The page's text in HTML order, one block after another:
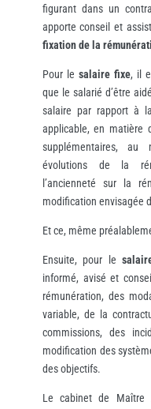
figurant dans un
apporte conseil et
fixation de la
Pour le salaire fixe, il
que le salarié d’être
salaire par rapport à
applicable, en matière
supplémentaires,
évolutions de la
l’ancienneté sur la
modification envisagée
Et ce, même
Ensuite, pour le
informé, avisé et
rémunération, des
variable, de la
commissions, des
modification des
des objectifs.
Le cabinet de Maître